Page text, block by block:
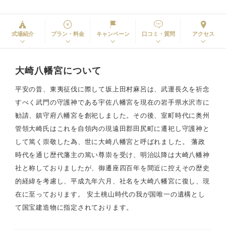
式場紹介 プラン・料金 キャンペーン 口コミ・質問 アクセス
大崎八幡宮について
平安の昔、東夷征伐に際して坂上田村麻呂は、武運長久を祈念
すべく武門の守護神である宇佐八幡宮を現在の岩手県水沢市に
勧請、鎮守府八幡宮を創祀しました。その後、室町時代に奥州
管領大崎氏はこれを自領内の現遠田郡田尻町に遷祀し守護神と
して篤く崇敬した為、世に大崎八幡宮と呼ばれました。 藩政
時代を通じ歴代藩主の篤い尊崇を受け、明治以降は大崎八幡神
社と称しておりましたが、御遷座四百年を間近に控えその歴史
的経緯を考慮し、平成九年六月、社名を大崎八幡宮に復し、現
在に至っております。 安土桃山時代の我が国唯一の遺構とし
て国宝建造物に指定されております。